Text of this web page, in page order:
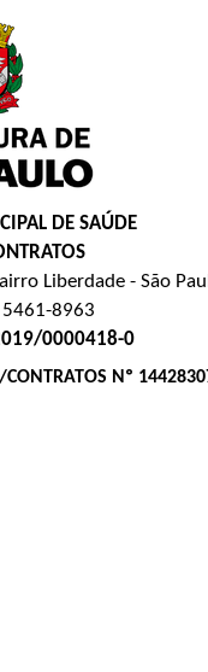
DE SAÚDE
Liberdade - São
5461-8963
0000418-0
Nº